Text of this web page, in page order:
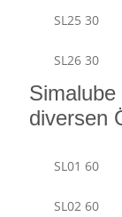
SL25 30
SL26 30
diversen
SL01 60
SL02 60